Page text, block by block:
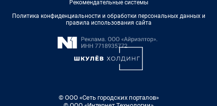
Рекомендательные системы
Политика конфиденциальности и обработки персональных данных и
правила использования сайта
© ООО «Сеть городских порталов»